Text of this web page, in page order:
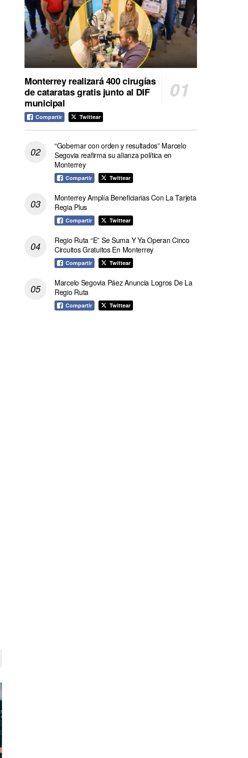
Monterrey realizará 400 cirugías
de cataratas gratis junto al DIF
municipal
Compartir Twittear
“Gobernar con orden y resultados” Marcelo
Segovia reafirma su alianza política en
Monterrey
Compartir Twittear
Monterrey Amplía Beneficiarias Con La Tarjeta
Regia Plus
Compartir Twittear
Regio Ruta “E” Se Suma Y Ya Operan Cinco
Circuitos Gratuitos En Monterrey
Compartir Twittear
Marcelo Segovia Páez Anuncia Logros De La
Regio Ruta
Compartir Twittear